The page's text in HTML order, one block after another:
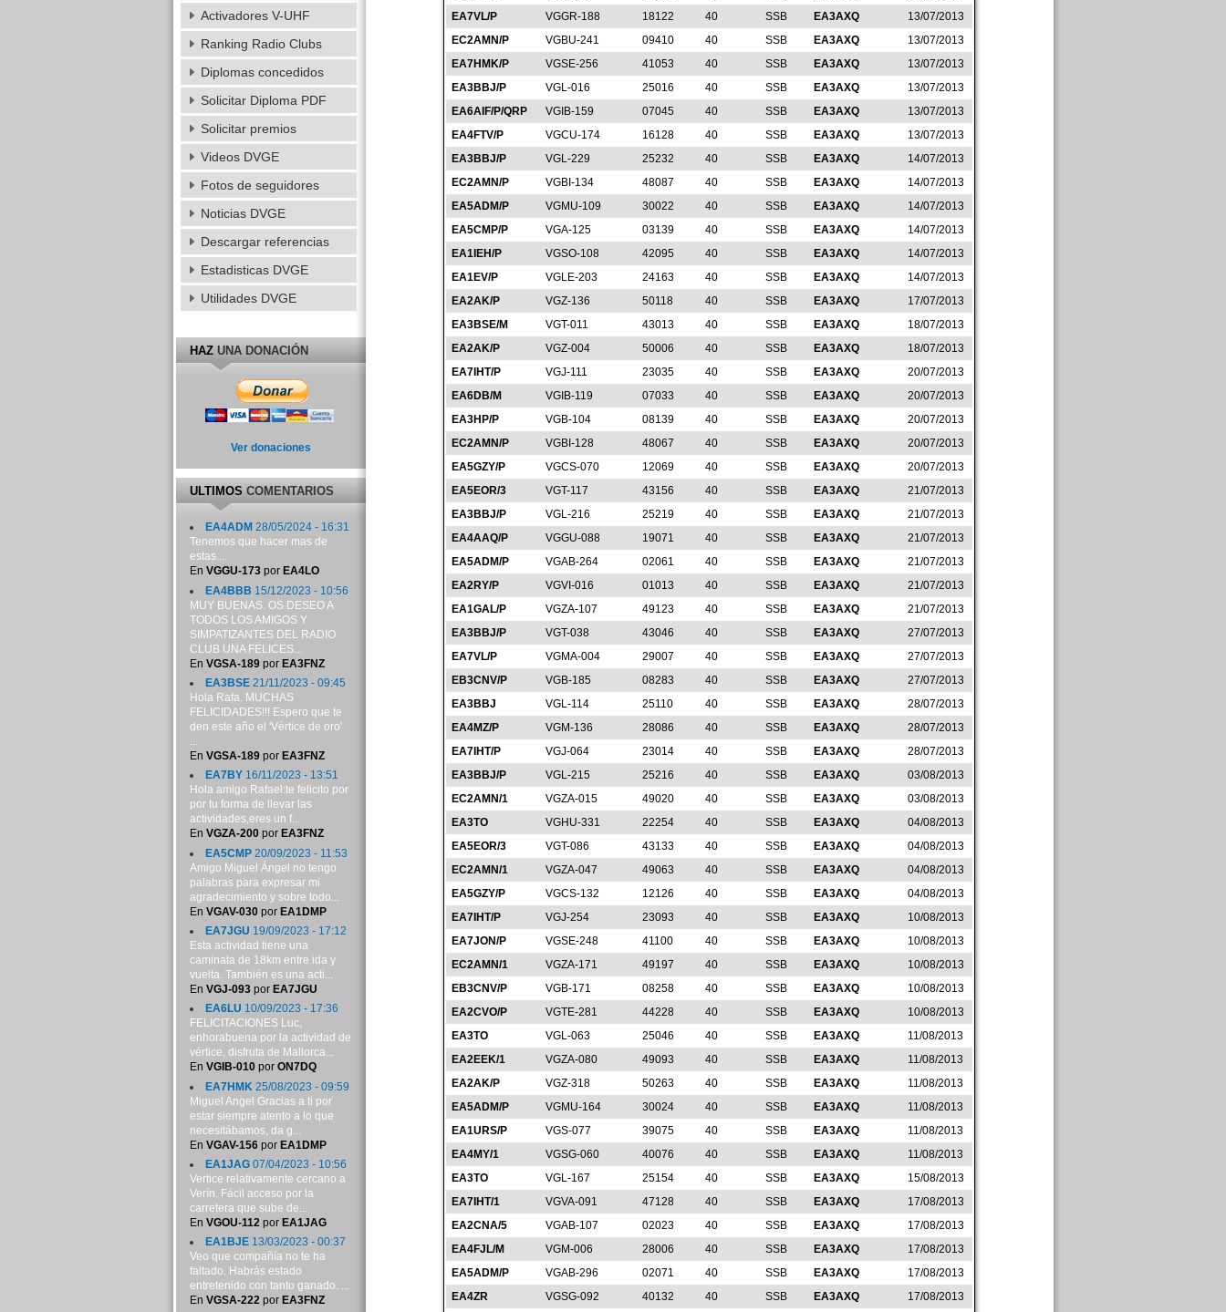
EA7VL/P
VGGR-188 18122 40 SSB EA3AXQ
13/07/2013
EC2AMN/P
VGBU-241 09410 40 SSB EA3AXQ
13/07/2013
EA7HMK/P
VGSE-256 41053 40 SSB EA3AXQ
13/07/2013
EA3BBJ/P
VGL-016 25016 40 SSB EA3AXQ
13/07/2013
EA6AIF/P/QRP
VGIB-159 07045 40 SSB EA3AXQ
13/07/2013
EA4FTV/P
VGCU-174 16128 40 SSB EA3AXQ
13/07/2013
EA3BBJ/P
VGL-229 25232 40 SSB EA3AXQ
14/07/2013
EC2AMN/P
VGBI-134 48087 40 SSB EA3AXQ
14/07/2013
EA5ADM/P
VGMU-109 30022 40 SSB EA3AXQ
14/07/2013
EA5CMP/P
VGA-125 03139 40 SSB EA3AXQ
14/07/2013
EA1IEH/P
VGSO-108 42095 40 SSB EA3AXQ
14/07/2013
EA1EV/P
VGLE-203 24163 40 SSB EA3AXQ
14/07/2013
EA2AK/P
VGZ-136 50118 40 SSB EA3AXQ
17/07/2013
EA3BSE/M
VGT-011 43013 40 SSB EA3AXQ
18/07/2013
EA2AK/P
VGZ-004 50006 40 SSB EA3AXQ
18/07/2013
EA7IHT/P
VGJ-111 23035 40 SSB EA3AXQ
20/07/2013
EA6DB/M
VGIB-119 07033 40 SSB EA3AXQ
20/07/2013
EA3HP/P
VGB-104 08139 40 SSB EA3AXQ
20/07/2013
EC2AMN/P
VGBI-128 48067 40 SSB EA3AXQ
20/07/2013
EA5GZY/P
VGCS-070 12069 40 SSB EA3AXQ
20/07/2013
EA5EOR/3
VGT-117 43156 40 SSB EA3AXQ
21/07/2013
EA3BBJ/P
VGL-216 25219 40 SSB EA3AXQ
21/07/2013
EA4AAQ/P
VGGU-088 19071 40 SSB EA3AXQ
21/07/2013
EA5ADM/P
VGAB-264 02061 40 SSB EA3AXQ
21/07/2013
EA2RY/P
VGVI-016 01013 40 SSB EA3AXQ
21/07/2013
EA1GAL/P
VGZA-107 49123 40 SSB EA3AXQ
21/07/2013
EA3BBJ/P
VGT-038 43046 40 SSB EA3AXQ
27/07/2013
EA7VL/P
VGMA-004 29007 40 SSB EA3AXQ
27/07/2013
EB3CNV/P
VGB-185 08283 40 SSB EA3AXQ
27/07/2013
EA3BBJ
VGL-114 25110 40 SSB EA3AXQ
28/07/2013
EA4MZ/P
VGM-136 28086 40 SSB EA3AXQ
28/07/2013
EA7IHT/P
VGJ-064 23014 40 SSB EA3AXQ
28/07/2013
EA3BBJ/P
VGL-215 25216 40 SSB EA3AXQ
03/08/2013
EC2AMN/1
VGZA-015 49020 40 SSB EA3AXQ
03/08/2013
EA3TO
VGHU-331 22254 40 SSB EA3AXQ
04/08/2013
EA5EOR/3
VGT-086 43133 40 SSB EA3AXQ
04/08/2013
EC2AMN/1
VGZA-047 49063 40 SSB EA3AXQ
04/08/2013
EA5GZY/P
VGCS-132 12126 40 SSB EA3AXQ
04/08/2013
EA7IHT/P
VGJ-254 23093 40 SSB EA3AXQ
10/08/2013
EA7JON/P
VGSE-248 41100 40 SSB EA3AXQ
10/08/2013
EC2AMN/1
VGZA-171 49197 40 SSB EA3AXQ
10/08/2013
EB3CNV/P
VGB-171 08258 40 SSB EA3AXQ
10/08/2013
EA2CVO/P
VGTE-281 44228 40 SSB EA3AXQ
10/08/2013
EA3TO
VGL-063 25046 40 SSB EA3AXQ
11/08/2013
EA2EEK/1
VGZA-080 49093 40 SSB EA3AXQ
11/08/2013
EA2AK/P
VGZ-318 50263 40 SSB EA3AXQ
11/08/2013
EA5ADM/P
VGMU-164 30024 40 SSB EA3AXQ
11/08/2013
EA1URS/P
VGS-077 39075 40 SSB EA3AXQ
11/08/2013
EA4MY/1
VGSG-060 40076 40 SSB EA3AXQ
11/08/2013
EA3TO
VGL-167 25154 40 SSB EA3AXQ
15/08/2013
EA7IHT/1
VGVA-091 47128 40 SSB EA3AXQ
17/08/2013
EA2CNA/5
VGAB-107 02023 40 SSB EA3AXQ
17/08/2013
EA4FJL/M
VGM-006 28006 40 SSB EA3AXQ
17/08/2013
EA5ADM/P
VGAB-296 02071 40 SSB EA3AXQ
17/08/2013
EA4ZR
VGSG-092 40132 40 SSB EA3AXQ
17/08/2013
Activadores V-UHF
Ranking Radio Clubs
Diplomas concedidos
Solicitar Diploma PDF
Solicitar premios
Videos DVGE
Fotos de seguidores
Noticias DVGE
Descargar referencias
Estadisticas DVGE
Utilidades DVGE
HAZUNA DONACIÓN
Ver donaciones
ULTIMOSCOMENTARIOS
EA4ADM 28/05/2024 - 16:31
Tenemos que hacer mas de
estas....
En VGGU-173por EA4LO
EA4BBB 15/12/2023 - 10:56
MUY BUENAS. OS DESEO A
TODOS LOS AMIGOS Y
SIMPATIZANTES DEL RADIO
CLUB UNA FELICES...
En VGSA-189por EA3FNZ
EA3BSE21/11/2023 - 09:45
Hola Rafa. MUCHAS
FELICIDADES!!! Espero que te
den este año el 'Vértice de oro'
...
En VGSA-189por EA3FNZ
EA7BY16/11/2023 - 13:51
Hola amigo Rafael:te felicito por
por tu forma de llevar las
actividades,eres un f...
En VGZA-200por EA3FNZ
EA5CMP20/09/2023 - 11:53
Amigo Miguel Ángel no tengo
palabras para expresar mi
agradecimiento y sobre todo...
En VGAV-030por EA1DMP
EA7JGU 19/09/2023 - 17:12
Esta actividad tiene una
caminata de 18km entre ida y
vuelta. También es una acti...
En VGJ-093por EA7JGU
EA6LU 10/09/2023 - 17:36
FELICITACIONES Luc,
enhorabuena por la actividad de
vértice, disfruta de Mallorca...
En VGIB-010por ON7DQ
EA7HMK 25/08/2023 - 09:59
Miguel Angel Gracias a ti por
estar siempre atento a lo que
necesitábamos, da g...
En VGAV-156por EA1DMP
EA1JAG07/04/2023 - 10:56
Vertice relativamente cercano a
Verín. Fácil acceso por la
carretera que sube de...
En VGOU-112por EA1JAG
EA1BJE13/03/2023 - 00:37
Veo que compañía no te ha
faltado. Habrás estado
entretenido con tanto ganado. ...
En VGSA-222por EA3FNZ